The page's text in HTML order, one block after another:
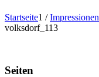
Startseite1 / Impressionen
volksdorf_113
Seiten